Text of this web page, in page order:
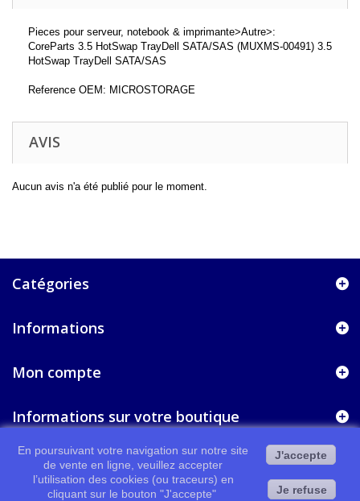
Pieces pour serveur, notebook & imprimante>Autre>:
CoreParts 3.5 HotSwap TrayDell SATA/SAS (MUXMS-00491) 3.5
HotSwap TrayDell SATA/SAS
Reference OEM: MICROSTORAGE
AVIS
Aucun avis n'a été publié pour le moment.
Catégories
Informations
Mon compte
Informations sur votre boutique
En poursuivant votre navigation sur notre site
de vente en ligne, veuillez accepter
l’utilisation des cookies (ou traceurs) en
cliquant sur le bouton "J'accepte"
J'accepte
Je refuse